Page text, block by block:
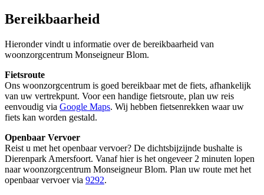
Bereikbaarheid
Hieronder vindt u informatie over de bereikbaarheid van
woonzorgcentrum Monseigneur Blom.
Fietsroute
Ons woonzorgcentrum is goed bereikbaar met de fiets, afhankelijk
van uw vertrekpunt. Voor een handige fietsroute, plan uw reis
eenvoudig via Google Maps. Wij hebben fietsenrekken waar uw
fiets kan worden gestald.
Openbaar Vervoer
Reist u met het openbaar vervoer? De dichtsbijzijnde bushalte is
Dierenpark Amersfoort. Vanaf hier is het ongeveer 2 minuten lopen
naar woonzorgcentrum Monseigneur Blom. Plan uw route met het
openbaar vervoer via 9292.